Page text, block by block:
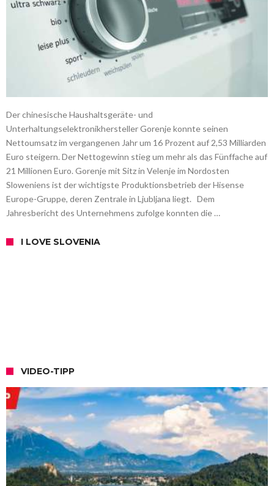
Der chinesische Haushaltsgeräte- und
Unterhaltungselektronikhersteller Gorenje konnte seinen
Nettoumsatz im vergangenen Jahr um 16 Prozent auf 2,53 Milliarden
Euro steigern. Der Nettogewinn stieg um mehr als das Fünffache auf
21 Millionen Euro. Gorenje mit Sitz in Velenje im Nordosten
Sloweniens ist der wichtigste Produktionsbetrieb der Hisense
Europe-Gruppe, deren Zentrale in Ljubljana liegt. Dem
Jahresbericht des Unternehmens zufolge konnten die …
I LOVE SLOVENIA
VIDEO-TIPP